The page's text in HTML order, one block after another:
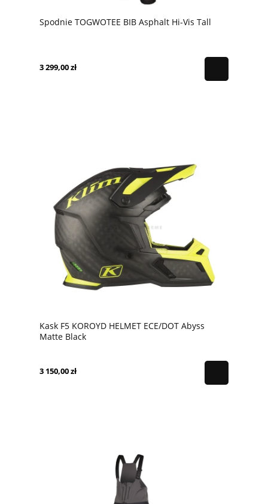
Spodnie TOGWOTEE BIB Asphalt Hi-Vis Tall
3 299,00 zł
Kask F5 KOROYD HELMET ECE/DOT Abyss
Matte Black
3 150,00 zł